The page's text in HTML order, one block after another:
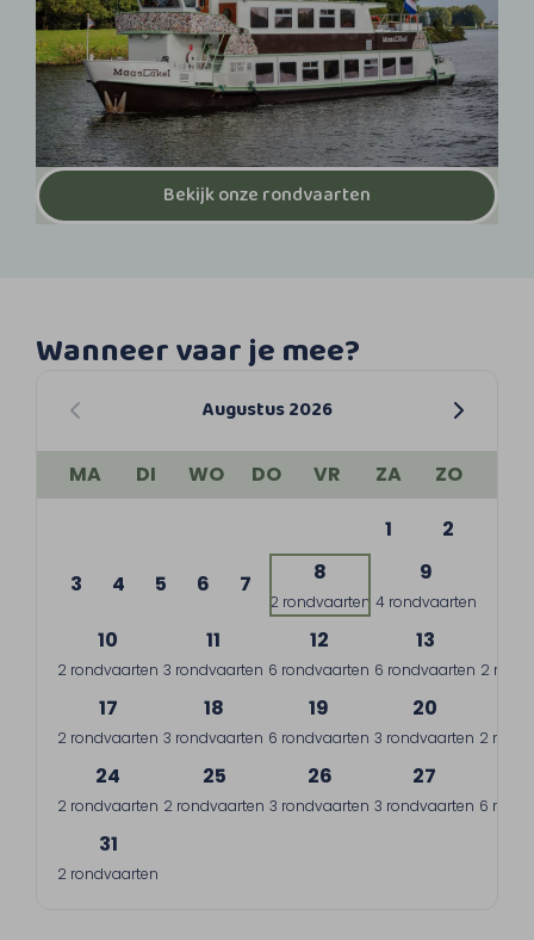
Bekijk onze rondvaarten
Wanneer vaar je mee?
Augustus 2026
MA DI WO DO VR ZA
ZO
1
2
3 4 5 6 7 8
2 rondvaarten
9
4 rondvaarten
10
2 rondvaarten
11
3 rondvaarten
12
6 rondvaarten
13
6 rondvaarten 2
17
2 rondvaarten
18
3 rondvaarten
19
6 rondvaarten
20
3 rondvaarten 2
24
2 rondvaarten
25
2 rondvaarten
26
3 rondvaarten
27
3 rondvaarten 6
31
2 rondvaarten